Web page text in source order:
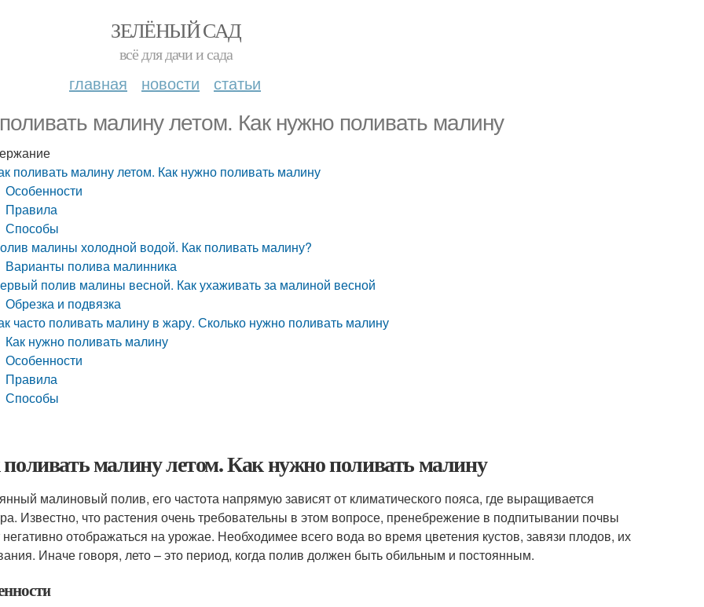
ЗЕЛЁНЫЙ САД
всё для дачи и сада
главная новости статьи
малину летом. Как нужно поливать малину
поливать малину летом. Как нужно поливать малину
Особенности
Правила
Способы
малины холодной водой. Как поливать малину?
Варианты полива малинника
полив малины весной. Как ухаживать за малиной весной
Обрезка и подвязка
часто поливать малину в жару. Сколько нужно поливать малину
Как нужно поливать малину
Особенности
Правила
Способы
малину летом. Как нужно поливать малину
малиновый полив, его частота напрямую зависят от климатического пояса, где выращивается
Известно, что растения очень требовательны в этом вопросе, пренебрежение в подпитывании почвы
отображаться на урожае. Необходимее всего вода во время цветения кустов, завязи плодов, их
Иначе говоря, лето – это период, когда полив должен быть обильным и постоянным.